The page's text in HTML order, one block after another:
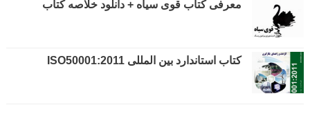
جبران خدمات، جایزه نوبل اقتصاد/ بخش سوم/ مهندس پیمان دیانی+دانلود
فایل صوتی
جبران خدمات، جایزه نوبل اقتصاد/ بخش دوم / دکتر حامد قدوسی+دانلود
فایل صوتی
پادکست کنفرانس مدیریت: کاربرد نظریه قراردادها در تدوین سیستمهای
معرفی کتاب قوی سیاه + دانلود خلاصه کتاب
کتاب استاندارد بین المللی ISO50001:2011